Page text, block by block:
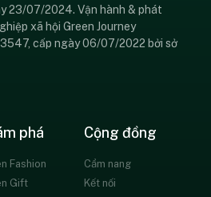
23/07/2024. Vận hành & phát
xã hội Green Journey
cấp ngày 06/07/2022 bởi sở
phá
Fashion
Gift
Cộng đồng
Cẩm nang
Kết nối